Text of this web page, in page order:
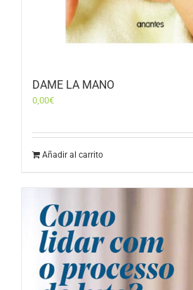
DAME LA MANO
0,00€
Añadir al carrito